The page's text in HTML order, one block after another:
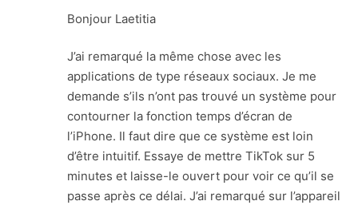
Bonjour Laetitia
J’ai remarqué la même chose avec les
applications de type réseaux sociaux. Je me
demande s’ils n’ont pas trouvé un système pour
contourner la fonction temps d’écran de
l’iPhone. Il faut dire que ce système est loin
d’être intuitif. Essaye de mettre TikTok sur 5
minutes et laisse-le ouvert pour voir ce qu’il se
passe après ce délai. J’ai remarqué sur l’appareil